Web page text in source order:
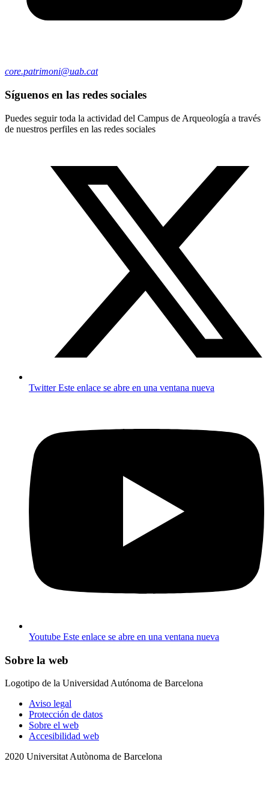
core.patrimoni@uab.cat
Síguenos en las redes sociales
Puedes seguir toda la actividad del Campus de Arqueología a través
de nuestros perfiles en las redes sociales
TwitterEste enlace se abre en una ventana nueva
Youtube Este enlace se abre en una ventana nueva
Sobre la web
Logotipo de la Universidad Autónoma de Barcelona
Aviso legal
Protección de datos
Sobre el web
Accesibilidad web
2020 Universitat Autònoma de Barcelona